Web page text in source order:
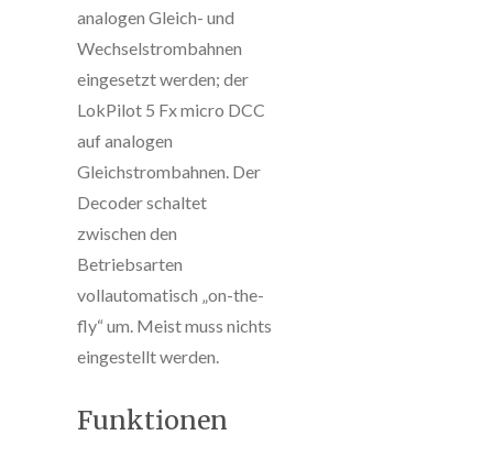
analogen Gleich- und
Wechselstrombahnen
eingesetzt werden; der
LokPilot 5 Fx micro DCC
auf analogen
Gleichstrombahnen. Der
Decoder schaltet
zwischen den
Betriebsarten
vollautomatisch „on-the-
fly“ um. Meist muss nichts
eingestellt werden.
Funktionen